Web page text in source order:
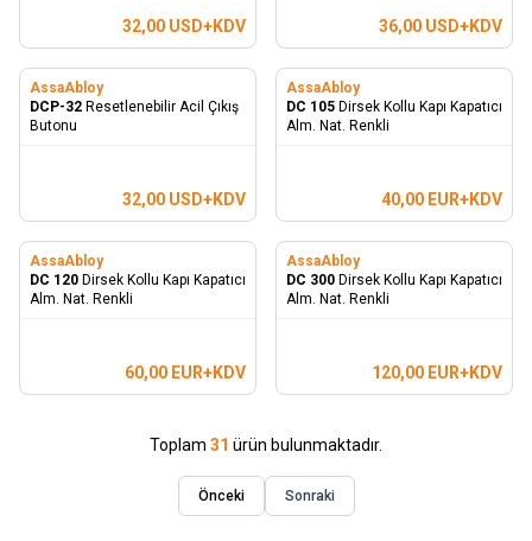
32,00 USD+KDV 36,00 USD+KDV
AssaAbloy
DCP-32 Resetlenebilir Acil Çıkış
Butonu
32,00 USD+KDV
AssaAbloy
DC 105 Dirsek Kollu Kapı Kapatıcı
Alm. Nat. Renkli
40,00 EUR+KDV
AssaAbloy
DC 120 Dirsek Kollu Kapı Kapatıcı
Alm. Nat. Renkli
60,00 EUR+KDV
AssaAbloy
DC 300 Dirsek Kollu Kapı Kapatıcı
Alm. Nat. Renkli
120,00 EUR+KDV
Toplam 31 ürün bulunmaktadır.
Önceki Sonraki